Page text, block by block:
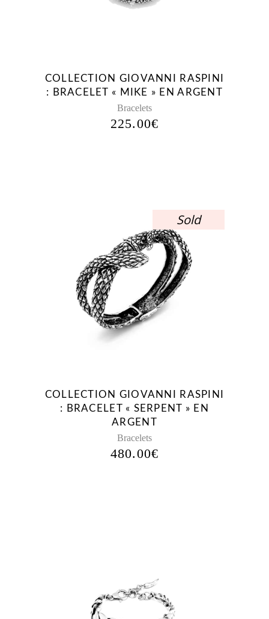
COLLECTION GIOVANNI RASPINI
: BRACELET « MIKE » EN ARGENT
Bracelets
225.00€
Sold
COLLECTION GIOVANNI RASPINI
: BRACELET « SERPENT » EN
ARGENT
Bracelets
480.00€